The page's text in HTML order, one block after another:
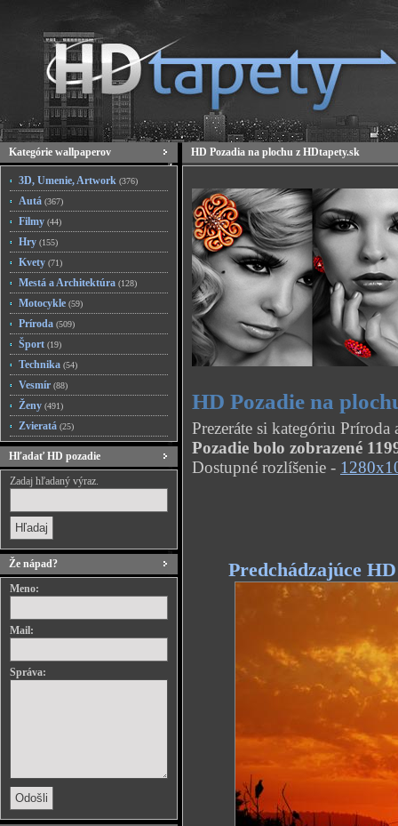
Kategórie wallpaperov
3D, Umenie, Artwork (376)
Autá (367)
Filmy (44)
Hry (155)
Kvety (71)
Mestá a Architektúra (128)
Motocykle (59)
Príroda (509)
Šport (19)
Technika (54)
Vesmír (88)
Ženy (491)
Zvieratá (25)
Hľadať HD pozadie
Zadaj hľadaný výraz.
Že nápad?
Meno:
Mail:
Správa:
HD Pozadia na plochu z HDtapety.sk
HD Pozadie na
Prezeráte si kategóriu
Pozadie bolo zobrazené
Dostupné rozlíšenie -
Predchádzajúce